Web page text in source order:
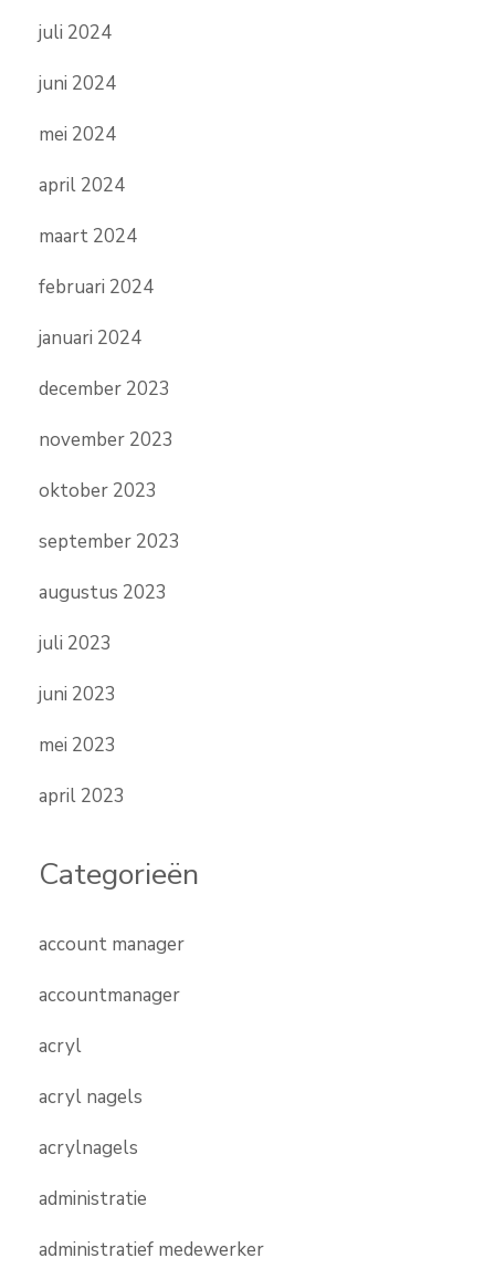
juli 2024
juni 2024
mei 2024
april 2024
maart 2024
februari 2024
januari 2024
december 2023
november 2023
oktober 2023
september 2023
augustus 2023
juli 2023
juni 2023
mei 2023
april 2023
Categorieën
account manager
accountmanager
acryl
acryl nagels
acrylnagels
administratie
administratief medewerker